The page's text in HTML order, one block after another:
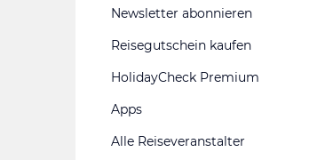
Newsletter abonnieren
Reisegutschein kaufen
HolidayCheck Premium
Apps
Alle Reiseveranstalter